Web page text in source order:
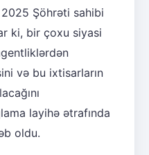
2025 Şöhrəti sahibi
ki, bir çoxu siyasi
və bu ixtisarların
layihə ətrafında
oldu.